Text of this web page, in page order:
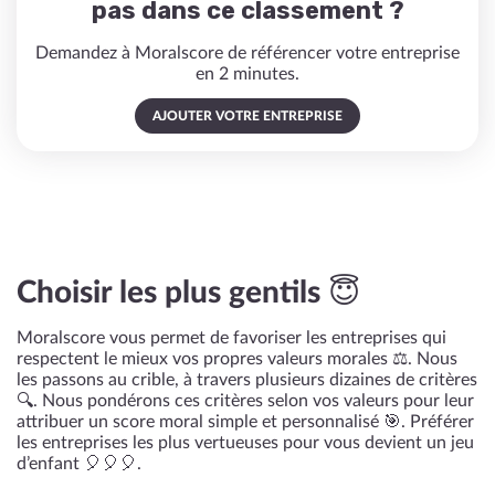
pas dans ce classement ?
Demandez à Moralscore de référencer votre entreprise
en 2 minutes.
AJOUTER VOTRE ENTREPRISE
Choisir les plus gentils 😇
Moralscore vous permet de favoriser les entreprises qui
respectent le mieux vos propres valeurs morales ⚖️. Nous
les passons au crible, à travers plusieurs dizaines de critères
🔍. Nous pondérons ces critères selon vos valeurs pour leur
attribuer un score moral simple et personnalisé 🎯. Préférer
les entreprises les plus vertueuses pour vous devient un jeu
d’enfant 🎈🎈🎈.